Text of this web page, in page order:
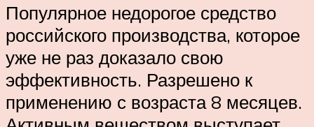
Популярное недорогое средство
российского производства, которое
уже не раз доказало свою
эффективность. Разрешено к
применению с возраста 8 месяцев.